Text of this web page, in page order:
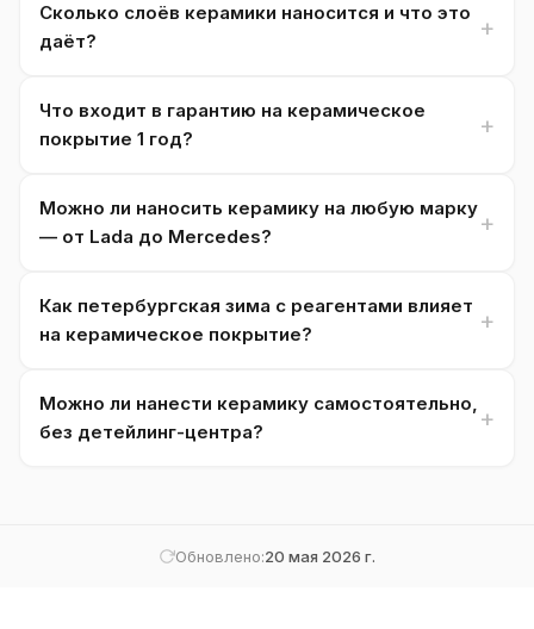
Сколько слоёв керамики наносится и что это
даёт?
Что входит в гарантию на керамическое
покрытие 1 год?
Можно ли наносить керамику на любую марку
— от Lada до Mercedes?
Как петербургская зима с реагентами влияет
на керамическое покрытие?
Можно ли нанести керамику самостоятельно,
без детейлинг-центра?
Обновлено:20 мая 2026 г.